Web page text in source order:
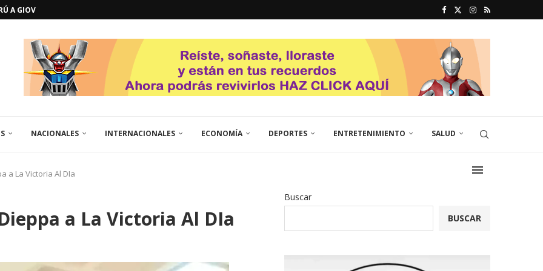
DE...
NACIONALES INTERNACIONALES ECONOMÍA DEPORTES ENTRETENIMIENTO SALUD
a La Victoria Al DIa
a La Victoria Al DIa
Buscar
BUSCAR